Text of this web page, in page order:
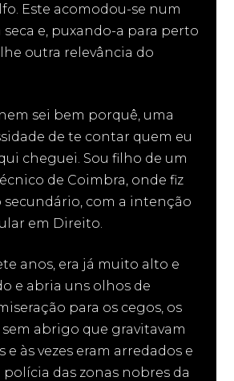
Este acomodou-se num
seca e, puxando-a para perto
outra relevância do
sei bem porquê, uma
de te contar quem eu
cheguei. Sou filho de um
de Coimbra, onde fiz
secundário, com a intenção
em Direito.
anos, era já muito alto e
e abria uns olhos de
para os cegos, os
abrigo que gravitavam
e às vezes eram arredados e
polícia das zonas nobres da